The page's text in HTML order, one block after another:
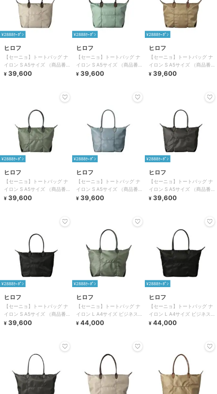
¥2888ｸｰﾎﾟﾝ
ヒロフ
【セーニョ】トートバッグ ナ
イロン S A5サイズ （商品番
号：P25－39641）
¥ 39,600
¥2888ｸｰﾎﾟﾝ
ヒロフ
【セーニョ】トートバッグ ナ
イロン S A5サイズ （商品番
号：P25－39641）
¥ 39,600
¥2888ｸｰﾎﾟﾝ
ヒロフ
【セーニョ】トートバッグ ナ
イロン S A5サイズ （商品番
号：P25－39641）
¥ 39,600
¥2888ｸｰﾎﾟﾝ
ヒロフ
【セーニョ】トートバッグ ナ
イロン S A5サイズ （商品番
号：P25－39641）
¥ 39,600
¥2888ｸｰﾎﾟﾝ
ヒロフ
【セーニョ】トートバッグ ナ
イロン S A5サイズ （商品番
号：P25－39641）
¥ 39,600
¥2888ｸｰﾎﾟﾝ
ヒロフ
【セーニョ】トートバッグ ナ
イロン S A5サイズ （商品番
号：P25－39641）
¥ 39,600
¥2888ｸｰﾎﾟﾝ
ヒロフ
【セーニョ】トートバッグ ナ
イロン S A5サイズ （商品番
号：P25－39641）
¥ 39,600
¥2888ｸｰﾎﾟﾝ
ヒロフ
【セーニョ】トートバッグ ナ
イロン L A4サイズ ビジネスバ
ッグ（商品番号：P25－
¥ 44,000
¥2888ｸｰﾎﾟﾝ
ヒロフ
【セーニョ】トートバッグ ナ
イロン L A4サイズ ビジネスバ
ッグ（商品番号：P25－
¥ 44,000